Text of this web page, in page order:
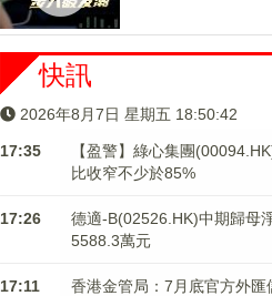
快訊
2026年8月7日 星期五 18:50:42
17:35
【盈警】綠心集團
比收窄不少於85%
17:26
德適-B(02526.HK)中期歸母
5588.3萬元
17:11
香港金管局：7月底官方外匯